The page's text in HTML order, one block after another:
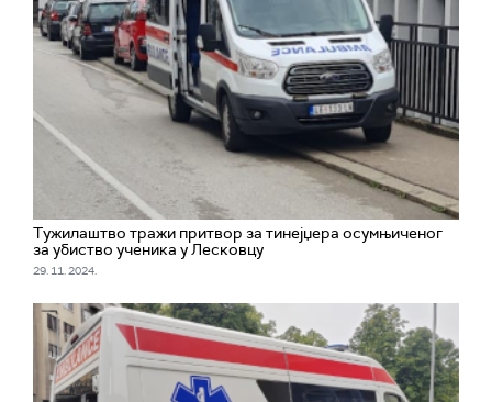
Тужилаштво тражи притвор за тинејџера осумњиченог
за убиство ученика у Лесковцу
29. 11. 2024.